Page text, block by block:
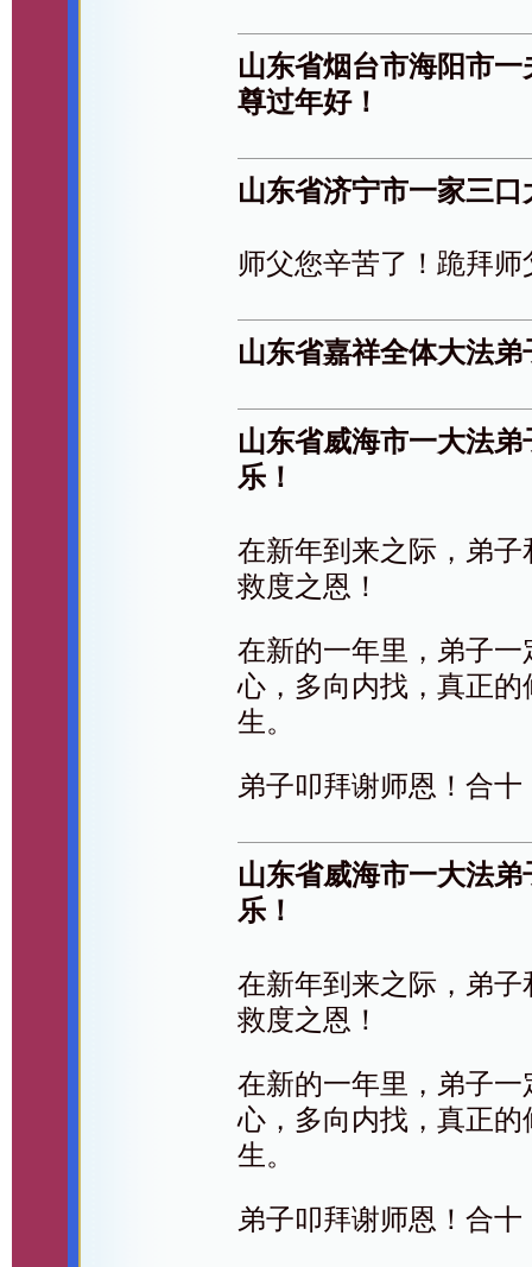
山东省烟台市海阳市
尊过年好！
山东省济宁市一家三
师父您辛苦了！跪拜师
山东省嘉祥全体大法
山东省威海市一大法
乐！
在新年到来之际，弟
救度之恩！
在新的一年里，弟子
心，多向内找，真正
生。
弟子叩拜谢师恩！合十
山东省威海市一大法
乐！
在新年到来之际，弟
救度之恩！
在新的一年里，弟子
心，多向内找，真正
生。
弟子叩拜谢师恩！合十